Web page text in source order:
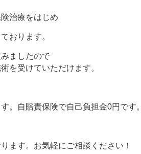
治療をはじめ
おります。
ましたので
を受けていただけます。
。自賠責保険で自己負担金0円です。
ます。お気軽にご相談ください！